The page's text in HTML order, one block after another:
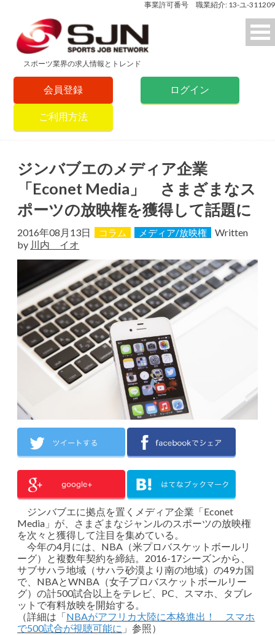
事業許可番号 職業紹介: 13-ユ-311209
スポーツ業界の求人情報とトレンド
会員登録 ログイン
ご利用方法
ジンバブエのメディア企業
「Econet Media」 さまざまなス
ポーツの放映権を獲得して話題に
2016年08月13日 コラム メディア/放映権
Written
by 川内 イオ
ジンバブエに拠点を置くメディア企業「Econet
Media」が、さまざまなジャンルのスポーツの放映権
を次々と獲得して注目を集めている。
今年の4月には、NBA（米プロバスケットボールリ
ーグ）と複数年契約を締結。2016-17シーズンから、
サブサハラ地域（サハラ砂漠より南の地域）の49カ国
で、NBAとWNBA（女子プロバスケットボールリー
グ）の計500試合以上をテレビ、PC、スマホ、タブレ
ットで有料放映を開始する。
（詳細は「NBAがアフリカ大陸に本格進出！ スマホ
で500試合が視聴可能に 」参照）